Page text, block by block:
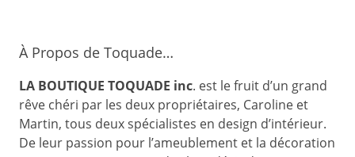
À Propos de Toquade…
LA BOUTIQUE TOQUADE inc. est le fruit d’un grand
rêve chéri par les deux propriétaires, Caroline et
Martin, tous deux spécialistes en design d’intérieur.
De leur passion pour l’ameublement et la décoration